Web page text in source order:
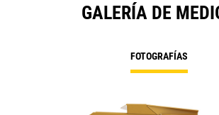
GALERÍA DE
FOTOGRAFÍAS